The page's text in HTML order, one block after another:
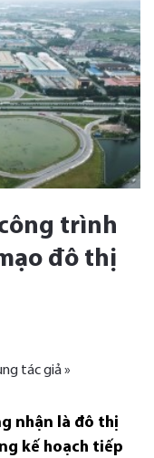
trình
đô thị
tác giả »
nhận là đô thị
kế hoạch tiếp